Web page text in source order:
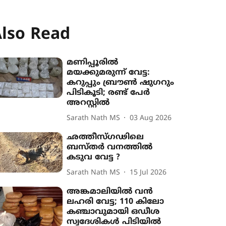
Read
മണിപ്പൂരിൽ
മയക്കുമരുന്ന് വേട്ട:
കറുപ്പും ബ്രൗൺ ഷുഗറും
പിടികൂടി; രണ്ട് പേർ
അറസ്റ്റിൽ
Sarath Nath MS 03 Aug 2026
ഛത്തീസ്ഗഢിലെ
ബസ്തർ വനത്തിൽ
കടുവ വേട്ട ‍?
Sarath Nath MS 15 Jul 2026
അങ്കമാലിയിൽ വൻ
ലഹരി വേട്ട; 110 കിലോ
കഞ്ചാവുമായി ഒഡീശ
സ്വദേശികൾ പിടിയിൽ